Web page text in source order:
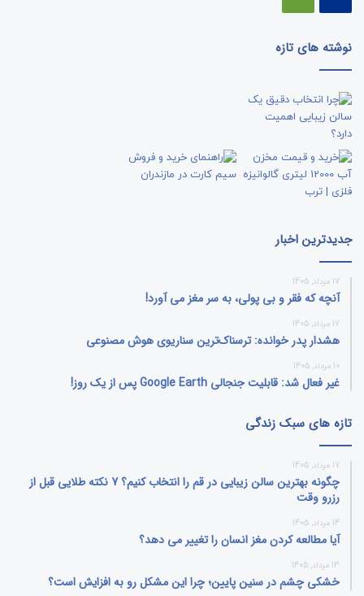
نوشته های تازه
جدیدترین اخبار
17 مرداد, 1405
آنچه که فقر و بی‌ پولی، به سر مغز می‌ آورد!
17 مرداد, 1405
هشدار پدر خوانده: ترسناک‌ترین سناریوی هوش مصنوعی
10 مرداد, 1405
غیر فعال شد: قابلیت جنجالی Google Earth پس از یک روز!
تازه های سبک زندگی
17 مرداد, 1405
چگونه بهترین سالن زیبایی در قم را انتخاب کنیم؟ 7 نکته طلایی قبل از
رزرو وقت
14 مرداد, 1405
آیا مطالعه کردن مغز انسان را تغییر می‌ دهد؟
13 مرداد, 1405
خشکی چشم در سنین پایین؛ چرا این مشکل رو به افزایش است؟